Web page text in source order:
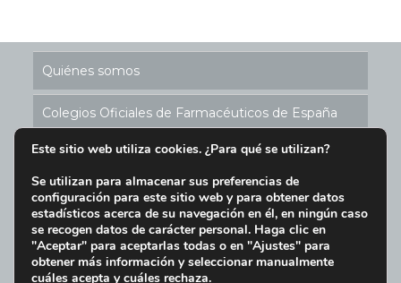
Quiénes somos
Colegios Oficiales de Farmacéuticos de España
Historia de los Puntos SIGRE
Ubicación Puntos SIGRE en España
Aviso Legal y Condiciones de Uso del Sitio Web
Este sitio web utiliza cookies. ¿Para qué se utilizan?
Se utilizan para almacenar sus preferencias de
configuración para este sitio web y para obtener datos
estadísticos acerca de su navegación en él, en ningún caso
se recogen datos de carácter personal. Haga clic en
"Aceptar" para aceptarlas todas o en "Ajustes" para
obtener más información y seleccionar manualmente
cuáles acepta y cuáles rechaza.